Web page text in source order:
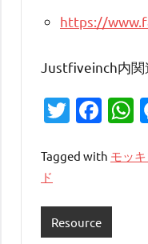
https://
Justfiveinch内
Tagged with モッ
ド
Resource